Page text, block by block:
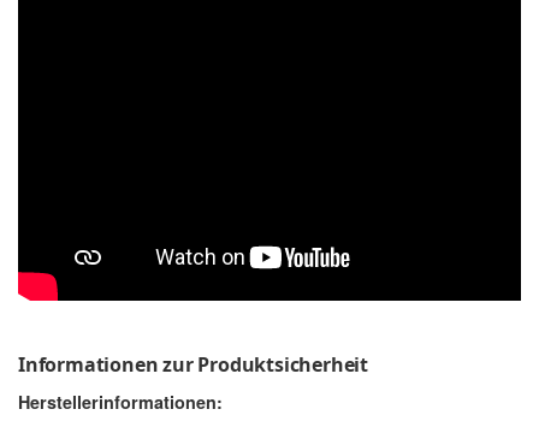
Informationen zur Produktsicherheit
Herstellerinformationen: